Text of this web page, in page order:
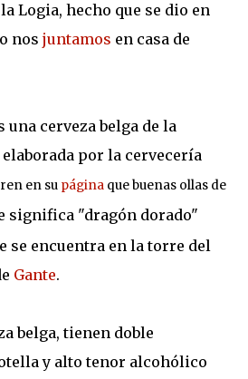
Logia, hecho que se dio en
nos juntamos en casa de
una cerveza belga de la
elaborada por la cervecería
en su página que buenas ollas de
significa "dragón dorado"
se encuentra en la torre del
Gante.
belga, tienen doble
y alto tenor alcohólico